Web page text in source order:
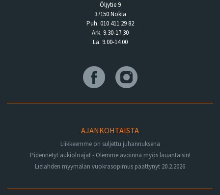
Öljytie 9
37150 Nokia
Puh. 010 411 29 82
Ark. 9.30-17.30
La. 9.00-14.00
AJANKOHTAISTA
Liikkeemme on suljettu juhannuksena
Pidennetyt aukioloajat - Olemme avoinna myös lauantaisin!
Lielahden myymälän vuokrasopimus päättynyt 20.2.2026